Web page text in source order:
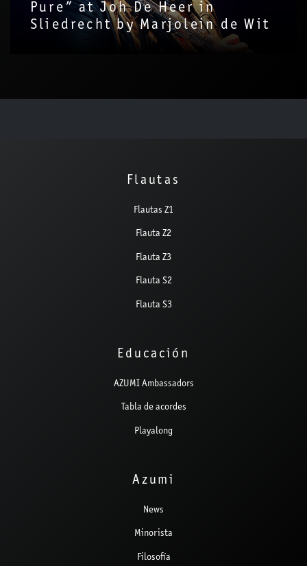
Pure” at Joh De Heer in
Sliedrecht by Marjolein de Wit
Flautas
Flautas Z1
Flauta Z2
Flauta Z3
Flauta S2
Flauta S3
Educación
AZUMI Ambassadors
Tabla de acordes
Playalong
Azumi
News
Minorista
Filosofía